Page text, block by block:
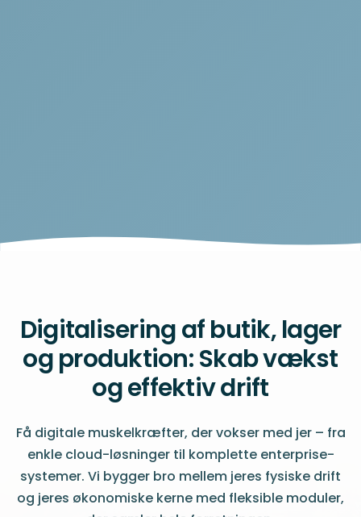
Digitalisering af butik, lager
og produktion: Skab vækst
og effektiv drift
Få digitale muskelkræfter, der vokser med jer – fra
enkle cloud-løsninger til komplette enterprise-
systemer. Vi bygger bro mellem jeres fysiske drift
og jeres økonomiske kerne med fleksible moduler,